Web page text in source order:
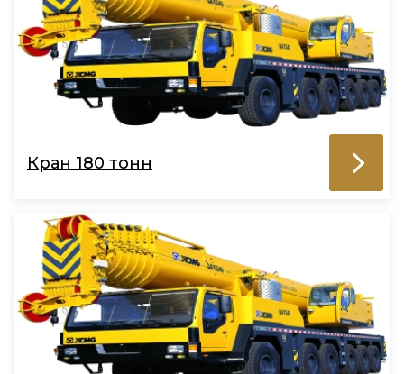
Кран 180 тонн